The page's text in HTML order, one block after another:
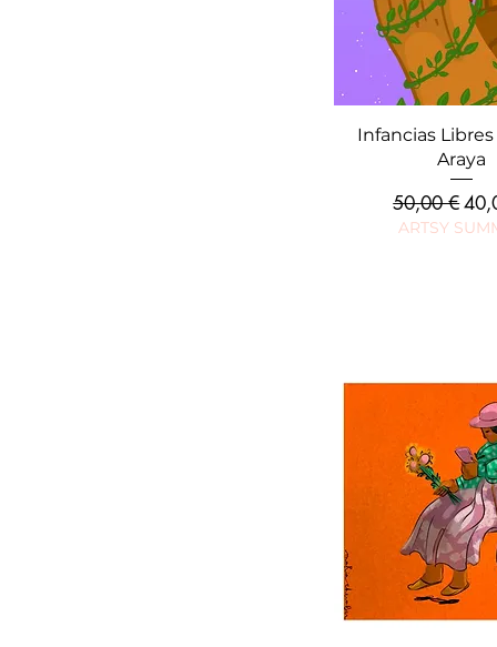
Aperçu
Infancias Libres
Araya
Prix original
50,00 €
ARTSY